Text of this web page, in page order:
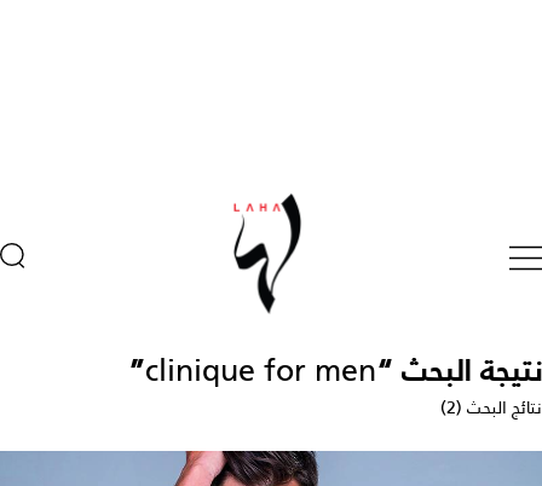
نتيجة البحث “clinique for men
”
نتائج البحث (2)